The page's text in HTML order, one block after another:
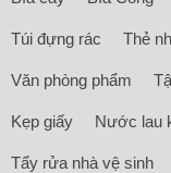
Túi đựng rác Thẻ
Văn phòng phẩm
Kẹp giấy Nước lau
Tẩy rửa nhà vệ sinh